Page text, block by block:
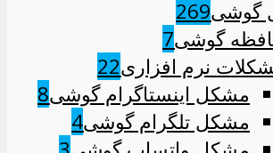
گوشی269
گوشی7
نرم افزاری22
مشکل اینستاگرام گوشی8
مشکل تلگرام گوشی4